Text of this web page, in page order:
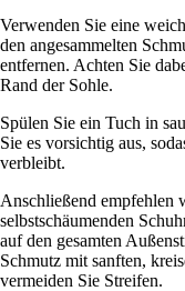
Verwenden Sie eine
den angesammelten
entfernen. Achten Sie
Rand der Sohle.
Spülen Sie ein Tuch in
Sie es vorsichtig aus,
verbleibt.
Anschließend empfehlen
selbstschäumenden
auf den gesamten
Schmutz mit sanften,
vermeiden Sie Streifen.